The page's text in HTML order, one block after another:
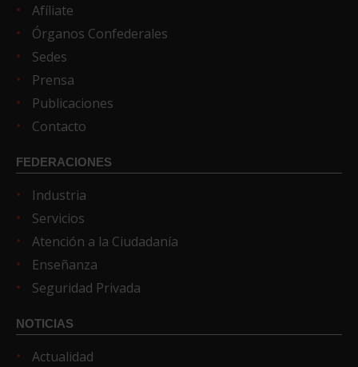
Afíliate
Órganos Confederales
Sedes
Prensa
Publicaciones
Contacto
FEDERACIONES
Industria
Servicios
Atención a la Ciudadanía
Enseñanza
Seguridad Privada
NOTICIAS
Actualidad